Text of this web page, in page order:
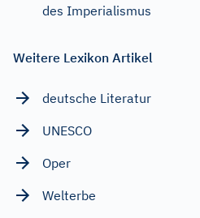
des Imperialismus
Weitere Lexikon Artikel
deutsche Literatur
UNESCO
Oper
Welterbe